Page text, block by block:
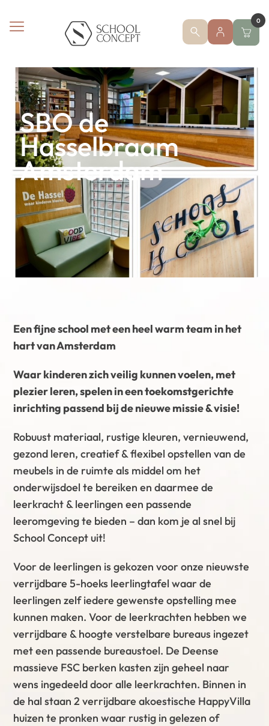
0
SBO de
Hasselbraam
Amsterdam
Een fijne school met een heel warm team in het
hart van Amsterdam
Waar kinderen zich veilig kunnen voelen, met
plezier leren, spelen in een toekomstgerichte
inrichting passend bij de nieuwe missie & visie!
Robuust materiaal, rustige kleuren, vernieuwend,
gezond leren, creatief & flexibel opstellen van de
meubels in de ruimte als middel om het
onderwijsdoel te bereiken en daarmee de
leerkracht & leerlingen een passende
leeromgeving te bieden – dan kom je al snel bij
School Concept uit!
Voor de leerlingen is gekozen voor onze nieuwste
verrijdbare 5-hoeks leerlingtafel waar de
leerlingen zelf iedere gewenste opstelling mee
kunnen maken. Voor de leerkrachten hebben we
verrijdbare & hoogte verstelbare bureaus ingezet
met een passende bureaustoel. De Deense
massieve FSC berken kasten zijn geheel naar
wens ingedeeld door alle leerkrachten. Binnen in
de hal staan 2 verrijdbare akoestische HappyVilla
huizen te pronken waar rustig in gelezen of